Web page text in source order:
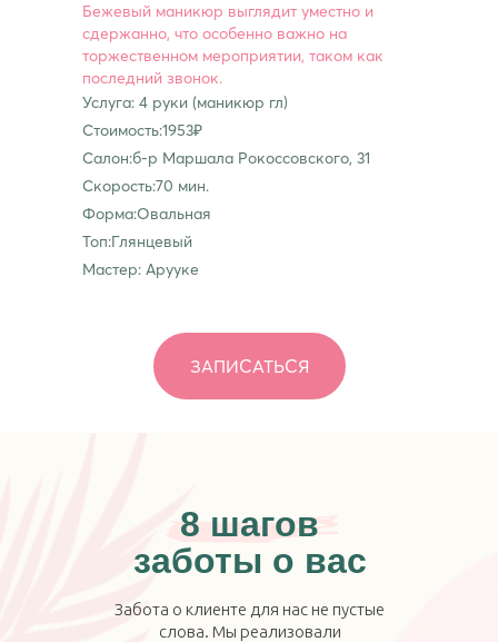
Услуга: 4 руки (маникюр гл)
Стоимость:1953₽
Салон:б-р Маршала Рокоссовского, 31
Скорость:70 мин.
Форма:Овальная
Топ:Глянцевый
Мастер: Арууке
Бежевый маникюр выглядит уместно и
сдержанно, что особенно важно на
торжественном мероприятии, таком как
последний звонок.
ЗАПИСАТЬСЯ
8 шагов
заботы о вас
Забота о клиенте для нас не пустые
слова. Мы реализовали